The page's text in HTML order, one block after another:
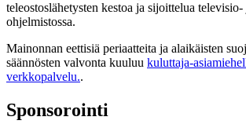
teleostoslähetysten kestoa ja sijoittelua
ohjelmistossa.
Mainonnan eettisiä periaatteita ja alaikäisten
säännösten valvonta kuuluu kuluttaja-
verkkopalvelu..
Sponsorointi